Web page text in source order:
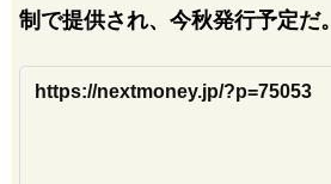
制で提供され、今秋発行予定だ。
https://nextmoney.jp/?p=75053